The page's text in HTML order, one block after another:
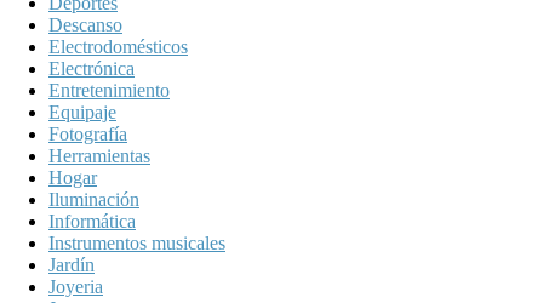
Descanso
Electrodomésticos
Electrónica
Entretenimiento
Equipaje
Fotografía
Herramientas
Hogar
Iluminación
Informática
Instrumentos musicales
Jardín
Joyeria